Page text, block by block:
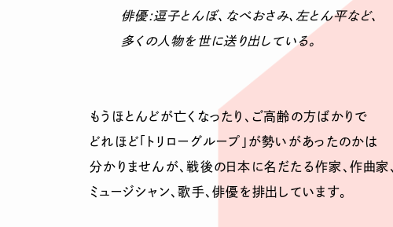
俳優:逗子とんぼ、なべおさみ、左とん平など、
多くの人物を世に送り出している。
もうほとんどが亡くなったり、ご高齢の方ばかりで
どれほど「トリローグループ」が勢いがあったのかは
分かりませんが、戦後の日本に名だたる作家、作曲家、
ミュージシャン、歌手、俳優を排出しています。